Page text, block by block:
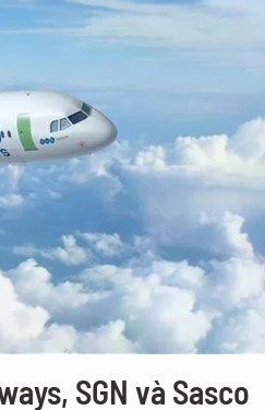
SGN và Sasco